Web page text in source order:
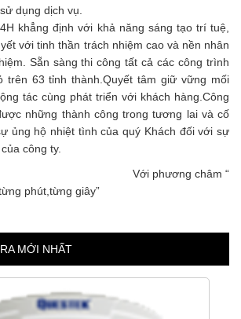
dụng dịch vụ.
khẳng định với khả năng sáng tạo trí tuệ,
với tinh thần trách nhiệm cao và nền nhân
Sẵn sàng thi công tất cả các công trình
trên 63 tỉnh thành.Quyết tâm giữ vững mối
tác cùng phát triển với khách hàng.Công
những thành công trong tương lai và cố
ủng hộ nhiệt tình của quý Khách đối với sự
công ty.
châm “
phút,từng giây”
MỚI NHẤT